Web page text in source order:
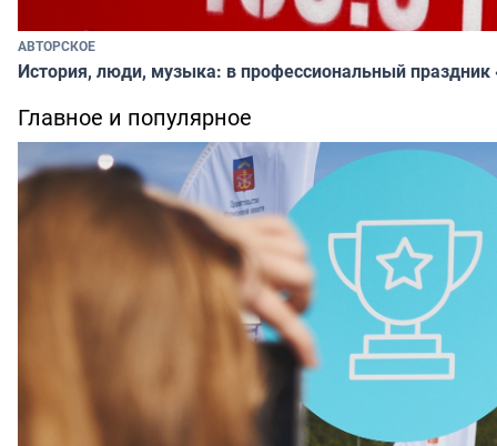
АВТОРСКОЕ
История, люди, музыка: в профессиональный
Главное и популярное